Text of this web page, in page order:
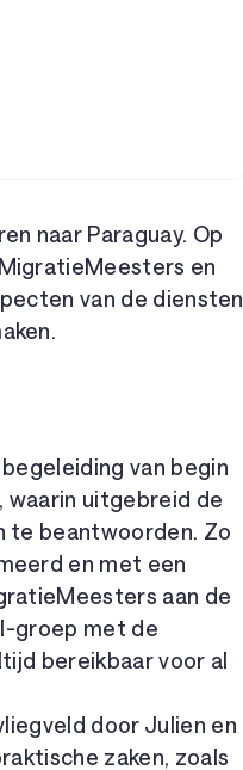
naar Paraguay. Op
en
van de diensten
van begin
uitgebreid de
te beantwoorden. Zo
en met een
aan de
groep met de
bereikbaar voor al
door Julien en
zaken, zoals